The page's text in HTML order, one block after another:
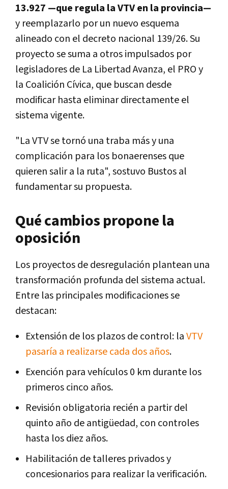
13.927 —que regula la VTV en la provincia—
y reemplazarlo por un nuevo esquema
alineado con el decreto nacional 139/26. Su
proyecto se suma a otros impulsados por
legisladores de La Libertad Avanza, el PRO y
la Coalición Cívica, que buscan desde
modificar hasta eliminar directamente el
sistema vigente.
"La VTV se tornó una traba más y una
complicación para los bonaerenses que
quieren salir a la ruta", sostuvo Bustos al
fundamentar su propuesta.
Qué cambios propone la
oposición
Los proyectos de desregulación plantean una
transformación profunda del sistema actual.
Entre las principales modificaciones se
destacan:
Extensión de los plazos de control: laVTV
pasaría a realizarse cada dos años.
Exención para vehículos 0 km durante los
primeros cinco años.
Revisión obligatoria recién a partir del
quinto año de antigüedad, con controles
hasta los diez años.
Habilitación de talleres privados y
concesionarios para realizar la verificación.